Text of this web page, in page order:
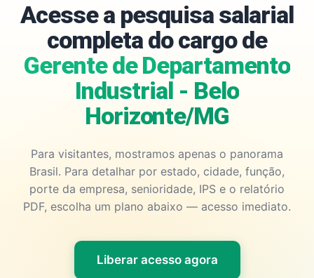
Acesse a pesquisa salarial
completa do cargo de
Gerente de Departamento
Industrial - Belo
Horizonte/MG
Para visitantes, mostramos apenas o panorama
Brasil. Para detalhar por estado, cidade, função,
porte da empresa, senioridade, IPS e o relatório
PDF, escolha um plano abaixo — acesso imediato.
Liberar acesso agora